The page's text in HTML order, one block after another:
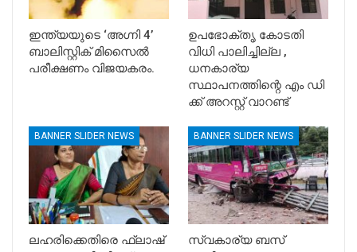
ഇന്ത്യയുടെ ‘അഗ്നി 4’
ബാലിസ്റ്റിക് മിസൈൽ
പരീക്ഷണം വിജയകരം.
ഉപഭോക്തൃ കോടതി
വിധി പാലിച്ചില്ല ,
ധനകാര്യ
സ്ഥാപനത്തിന്റെ എം ഡി
ക്ക് അറസ്റ്റ് വാറണ്ട്
BANNER SLIDER NEWS
ലഹരിക്കെതിരെ ഫ്ലാഷ്
BANNER SLIDER NEWS
സ്വകാര്യ ബസ്